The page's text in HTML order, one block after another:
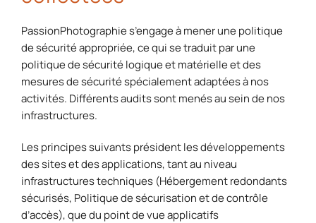
PassionPhotographie s’engage à mener une politique
de sécurité appropriée, ce qui se traduit par une
politique de sécurité logique et matérielle et des
mesures de sécurité spécialement adaptées à nos
activités. Différents audits sont menés au sein de nos
infrastructures.
Les principes suivants président les développements
des sites et des applications, tant au niveau
infrastructures techniques (Hébergement redondants
sécurisés, Politique de sécurisation et de contrôle
d’accès), que du point de vue applicatifs